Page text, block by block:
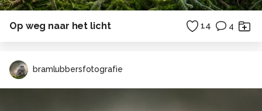
Op weg naar het licht 14 4
bramlubbersfotografie